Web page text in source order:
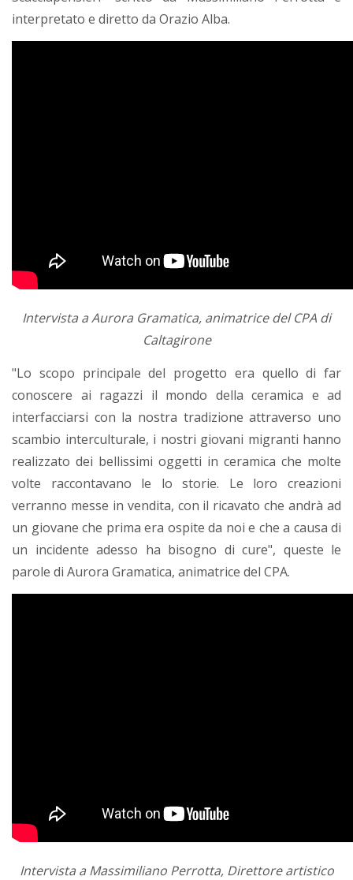
interpretato e diretto da Orazio Alba.
Intervista a Aurora Gramatica, animatrice del CPA di
Caltagirone
"Lo scopo principale del progetto era quello di far
conoscere ai ragazzi il mondo della ceramica e ad
interfacciarsi con la nostra tradizione attraverso uno
scambio interculturale, i nostri giovani migranti hanno
realizzato dei bellissimi oggetti in ceramica che molte
volte raccontavano le lo storie. Le loro creazioni
verranno messe in vendita, con il ricavato che andrà ad
un giovane che prima era ospite da noi e che a causa di
un incidente adesso ha bisogno di cure", queste le
parole di Aurora Gramatica, animatrice del CPA.
Intervista a Massimiliano Perrotta, Direttore artistico